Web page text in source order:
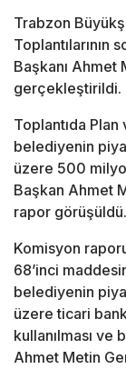
Trabzon
Toplantılarının
Başkanı Ahmet
gerçekleştirildi.
Toplantıda
belediyenin
üzere 500
Başkan Ahmet
rapor görüşüldü.
Komisyon
68’inci
belediyenin
üzere ticari
kullanılması
Ahmet Metin